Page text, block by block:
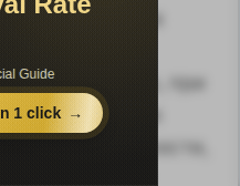
попадает в
а вскоре
Следовательно, при
3, а после ее
поверхности,
взаимно